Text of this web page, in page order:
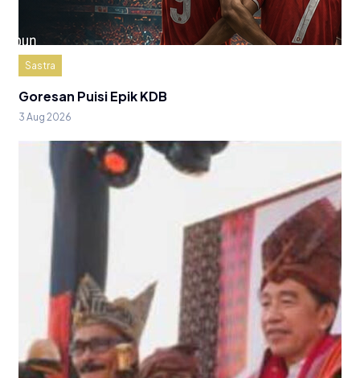
Sastra
Goresan Puisi Epik KDB
3 Aug 2026